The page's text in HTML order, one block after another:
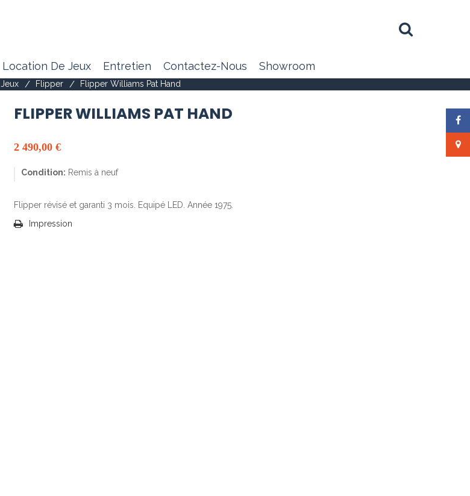
Location De Jeux Entretien Contactez-Nous Showroom
Jeux > Flipper > Flipper Williams Pat Hand
FLIPPER WILLIAMS PAT HAND
2 490,00 €
Condition: Remis à neuf
Flipper révisé et garanti 3 mois. Equipé LED. Année 1975.
Impression